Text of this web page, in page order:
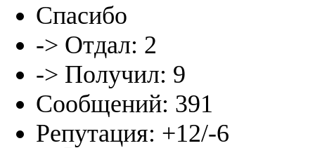
Спасибо
-> Отдал: 2
-> Получил: 9
Сообщений: 391
Репутация: +12/-6